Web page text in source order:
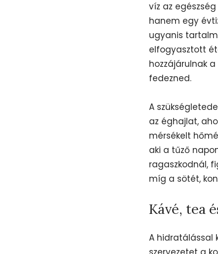
víz az
hanem egy
ugyanis
elfogyasztott
hozzájárulnak
fedezned.
A
az éghajlat,
mérsékelt
aki a tűző
ragaszkodnál,
míg a sötét,
Kávé, tea
A hidratálással